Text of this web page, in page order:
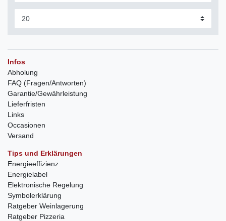
Infos
Abholung
FAQ (Fragen/Antworten)
Garantie/Gewährleistung
Lieferfristen
Links
Occasionen
Versand
Tips und Erklärungen
Energieeffizienz
Energielabel
Elektronische Regelung
Symbolerklärung
Ratgeber Weinlagerung
Ratgeber Pizzeria